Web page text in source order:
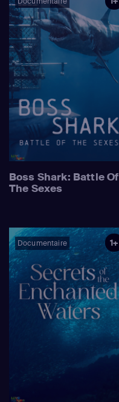
Boss Shark: Battle Of
The Sexes
Documentaire 1+